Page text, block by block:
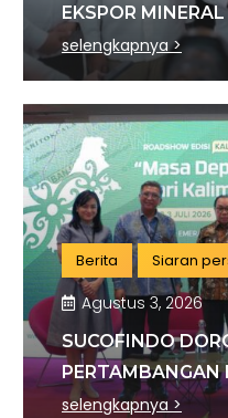
EKSPOR
SINERGI DENGAN
selengkapnya >
Berita Siaran
Agustus 3, 2026
SUCOFINDO
PERTAMBANGAN
SEKTOR BATU
selengkapnya >